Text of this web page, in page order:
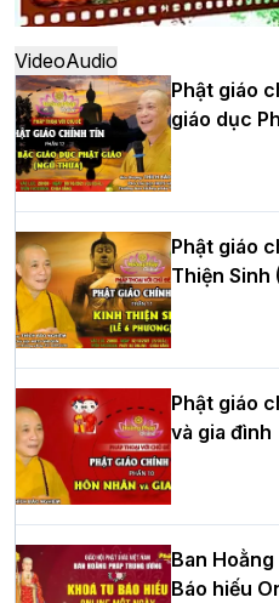
thứ XIV tại chùa Bằng
Học yêu thương trong
tư của Khóa sinh hoạt Phật
hè tại chùa Bằng
HT.Thích Thọ Lạc được suy
Trưởng BTS GHPGVN tỉnh
Hòa thượng Thích Quảng
cử Trưởng BTS GHPGVN
Phòng nhiệm kỳ 2026 –
VideoAudio
Phật giáo
giáo dục
Phật giáo
Thiện Sinh
Phật giáo
và gia đình
Ban
Báo hiếu